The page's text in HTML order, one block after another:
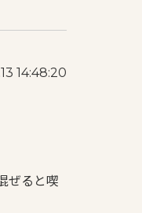
14:48:20
ぜると喫